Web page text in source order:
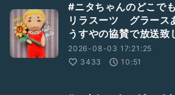
#ニタちゃんのどこで
リラスーツ グラー
うすやの協賛で放送致
2026-08-03 17:21:25
3433
10:51